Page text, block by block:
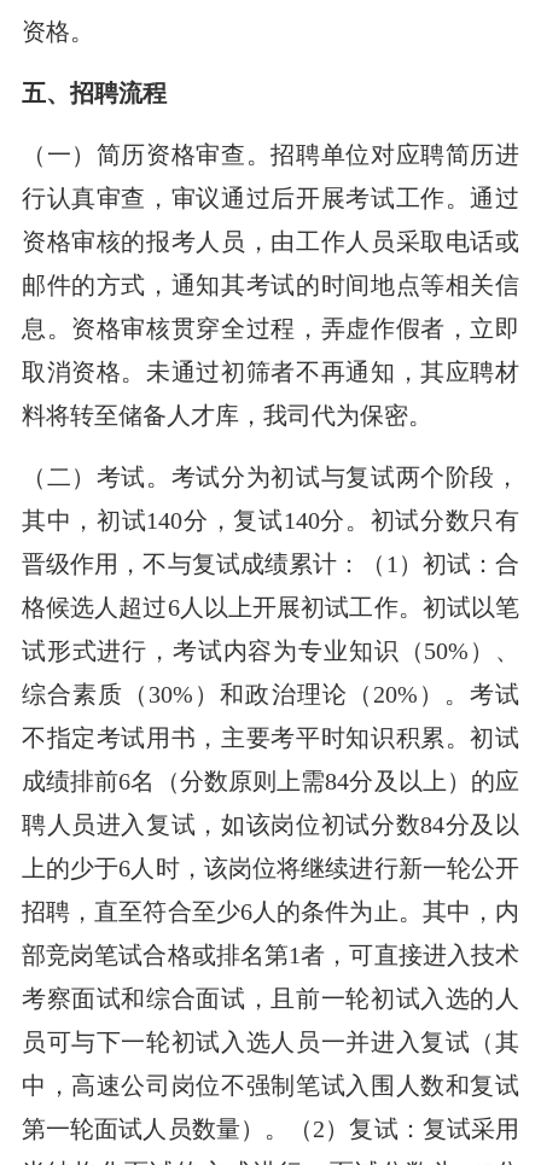
资格。
五、招聘流程
（一）简历资格审查。招聘单位对应聘简历进
行认真审查，审议通过后开展考试工作。通过
资格审核的报考人员，由工作人员采取电话或
邮件的方式，通知其考试的时间地点等相关信
息。资格审核贯穿全过程，弄虚作假者，立即
取消资格。未通过初筛者不再通知，其应聘材
料将转至储备人才库，我司代为保密。
（二）考试。考试分为初试与复试两个阶段，
其中，初试140分，复试140分。初试分数只有
晋级作用，不与复试成绩累计：（1）初试：合
格候选人超过6人以上开展初试工作。初试以笔
试形式进行，考试内容为专业知识（50%）、
综合素质（30%）和政治理论（20%）。考试
不指定考试用书，主要考平时知识积累。初试
成绩排前6名（分数原则上需84分及以上）的应
聘人员进入复试，如该岗位初试分数84分及以
上的少于6人时，该岗位将继续进行新一轮公开
招聘，直至符合至少6人的条件为止。其中，内
部竞岗笔试合格或排名第1者，可直接进入技术
考察面试和综合面试，且前一轮初试入选的人
员可与下一轮初试入选人员一并进入复试（其
中，高速公司岗位不强制笔试入围人数和复试
第一轮面试人员数量）。（2）复试：复试采用